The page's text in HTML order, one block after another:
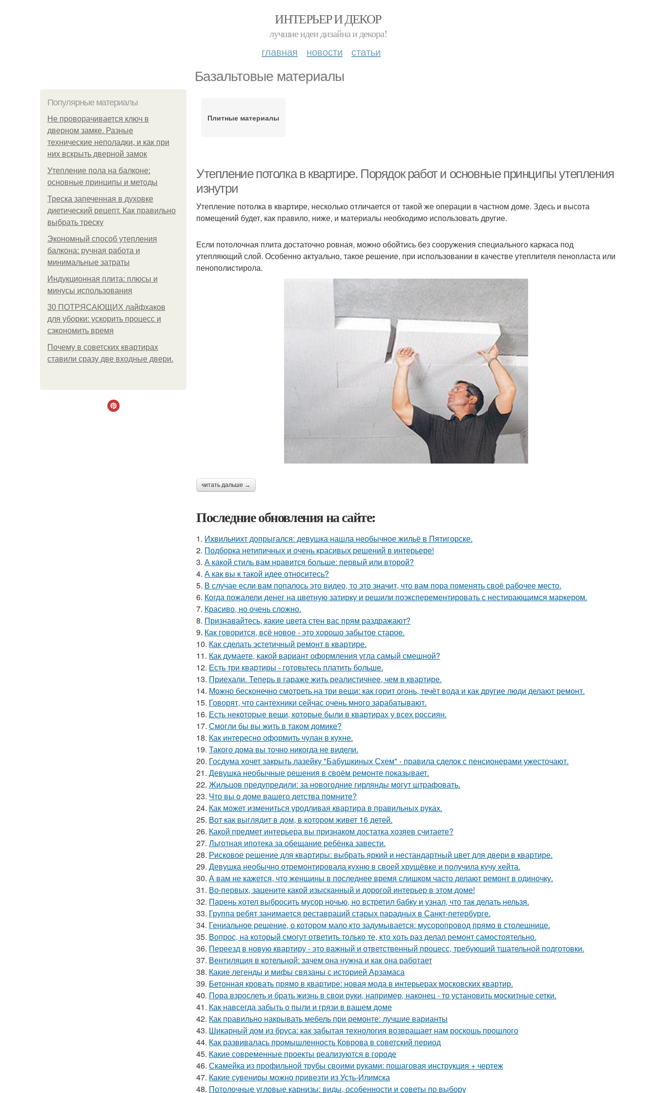
ИНТЕРЬЕР И ДЕКОР
лучшие идеи дизайна и декора!
главная новости статьи
Базальтовые материалы
Популярные материалы
Не проворачивается ключ в
дверном замке. Разные
технические неполадки, и как при
них вскрыть дверной замок
Утепление пола на балконе:
основные принципы и методы
Треска запеченная в духовке
диетический рецепт. Как правильно
выбрать треску
Экономный способ утепления
балкона: ручная работа и
минимальные затраты
Индукционная плита: плюсы и
минусы использования
30 ПОТРЯСАЮЩИХ лайфхаков
для уборки: ускорить процесс и
сэкономить время
Почему в советских квартирах
ставили сразу две входные двери.
Плитные материалы
Утепление потолка в квартире. Порядок работ и основные принципы утепления
изнутри
Утепление потолка в квартире, несколько отличается от такой же операции в частном доме. Здесь и высота
помещений будет, как правило, ниже, и материалы необходимо использовать другие.
Если потолочная плита достаточно ровная, можно обойтись без сооружения специального каркаса под
утепляющий слой. Особенно актуально, такое решение, при использовании в качестве утеплителя пенопласта или
пенополистирола.
читать дальше →
Последние обновления на сайте:
1. Ихвильнихт допрыгался: девушка нашла необычное жильё в Пятигорске.
2. Подборка нетипичных и очень красивых решений в интерьере!
3. А какой стиль вам нравится больше: первый или второй?
4. А как вы к такой идее относитесь?
5. В случае если вам попалось это видео, то это значит, что вам пора поменять своё рабочее место.
6. Когда пожалели денег на цветную затирку и решили поэксперементировать с нестирающимся маркером.
7. Красиво, но очень сложно.
8. Признавайтесь, какие цвета стен вас прям раздражают?
9. Как говорится, всё новое - это хорошо забытое старое.
10. Как сделать эстетичный ремонт в квартире.
11. Как думаете, какой вариант оформления угла самый смешной?
12. Есть три квартиры - готовьтесь платить больше.
13. Приехали. Теперь в гараже жить реалистичнее, чем в квартире.
14. Можно бесконечно смотреть на три вещи: как горит огонь, течёт вода и как другие люди делают ремонт.
15. Говорят, что сантехники сейчас очень много зарабатывают.
16. Есть некоторые вещи, которые были в квартирах у всех россиян.
17. Смогли бы вы жить в таком домике?
18. Как интересно оформить чулан в кухне.
19. Такого дома вы точно никогда не видели.
20. Госдума хочет закрыть лазейку "Бабушкиных Схем" - правила сделок с пенсионерами ужесточают.
21. Девушка необычные решения в своём ремонте показывает.
22. Жильцов предупредили: за новогодние гирлянды могут штрафовать.
23. Что вы о доме вашего детства помните?
24. Как может измениться уродливая квартира в правильных руках.
25. Вот как выглядит в дом, в котором живет 16 детей.
26. Какой предмет интерьера вы признаком достатка хозяев считаете?
27. Льготная ипотека за обещание ребёнка завести.
28. Рисковое решение для квартиры: выбрать яркий и нестандартный цвет для двери в квартире.
29. Девушка необычно отремонтировала кухню в своей хрущёвке и получила кучу хейта.
30. А вам не кажется, что женщины в последнее время слишком часто делают ремонт в одиночку.
31. Во-первых, зацените какой изысканный и дорогой интерьер в этом доме!
32. Парень хотел выбросить мусор ночью, но встретил бабку и узнал, что так делать нельзя.
33. Группа ребят занимается реставраций старых парадных в Санкт-петербурге.
34. Гениальное решение, о котором мало кто задумывается: мусоропровод прямо в столешнице.
35. Вопрос, на который смогут ответить только те, кто хоть раз делал ремонт самостоятельно.
36. Переезд в новую квартиру - это важный и ответственный процесс, требующий тщательной подготовки.
37. Вентиляция в котельной: зачем она нужна и как она работает
38. Какие легенды и мифы связаны с историей Арзамаса
39. Бетонная кровать прямо в квартире: новая мода в интерьерах московских квартир.
40. Пора взрослеть и брать жизнь в свои руки, например, наконец - то установить москитные сетки.
41. Как навсегда забыть о пыли и грязи в вашем доме
42. Как правильно накрывать мебель при ремонте: лучшие варианты
43. Шикарный дом из бруса: как забытая технология возвращает нам роскошь прошлого
44. Как развивалась промышленность Коврова в советский период
45. Какие современные проекты реализуются в городе
46. Скамейка из профильной трубы своими руками: пошаговая инструкция + чертеж
47. Какие сувениры можно привезти из Усть-Илимска
48. Потолочные угловые карнизы: виды, особенности и советы по выбору